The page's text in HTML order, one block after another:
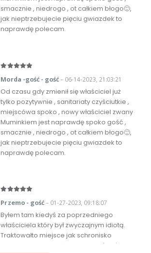
smacznie , niedrogo , ot całkiem błogo🙂,
jak nieptrzebujecie pięciu gwiazdek to
naprawdę polecam.
Morda -gość - gość– 06-14-2023, 21:03:21
Od czasu gdy zmienił się właściciel już
tylko pozytywnie , sanitariaty czyściutkie ,
miejscówa spoko , nowy właściciel zwany
Muminkiem jest naprawdę spoko gość ,
smacznie , niedrogo , ot całkiem błogo🙂,
jak nieptrzebujecie pięciu gwiazdek to
naprawdę polecam.
Przemo - gość– 01-27-2023, 09:18:07
Byłem tam kiedyś za poprzedniego
właściciela który był zwyczajnym idiotą.
Traktowałto miejsce jak schronisko
geriatryczne licząc że motocykliści kładą